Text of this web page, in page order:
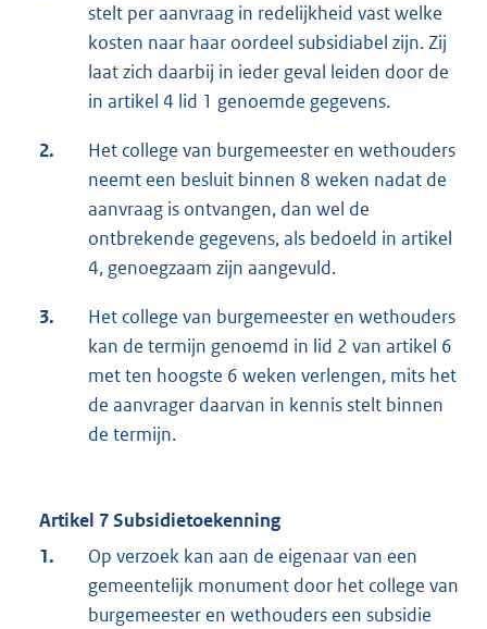
stelt per aanvraag in redelijkheid vast welke
kosten naar haar oordeel subsidiabel zijn. Zij
laat zich daarbij in ieder geval leiden door de
in artikel 4 lid 1 genoemde gegevens.
2.
Het college van burgemeester en wethouders
neemt een besluit binnen 8 weken nadat de
aanvraag is ontvangen, dan wel de
ontbrekende gegevens, als bedoeld in artikel
4, genoegzaam zijn aangevuld.
3.
Het college van burgemeester en wethouders
kan de termijn genoemd in lid 2 van artikel 6
met ten hoogste 6 weken verlengen, mits het
de aanvrager daarvan in kennis stelt binnen
de termijn.
Artikel 7 Subsidietoekenning
1.
Op verzoek kan aan de eigenaar van een
gemeentelijk monument door het college van
burgemeester en wethouders een subsidie